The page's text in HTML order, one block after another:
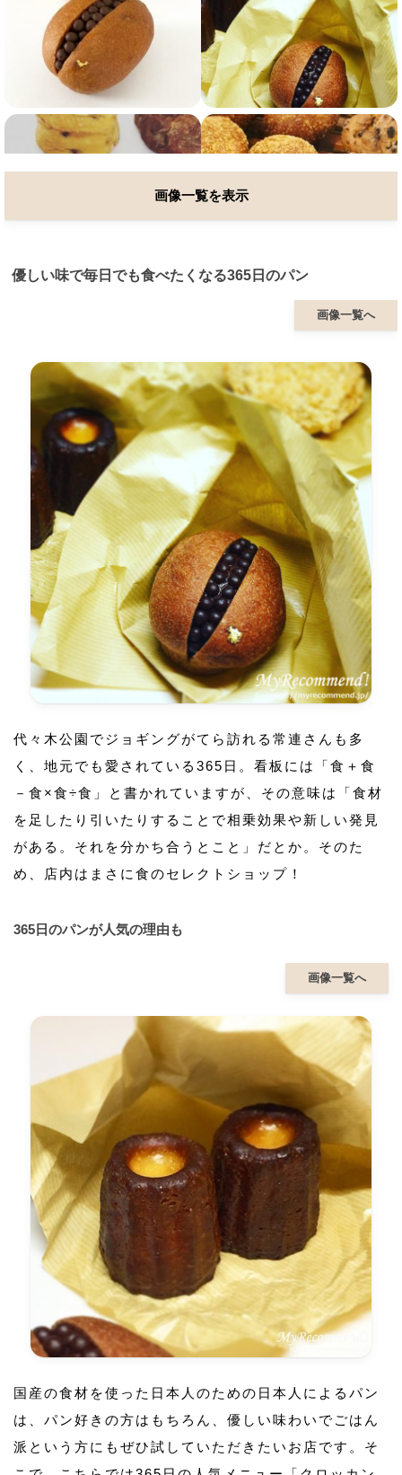
画像一覧を表示
優しい味で毎日でも食べたくなる365日のパン
画像一覧へ
代々木公園でジョギングがてら訪れる常連さんも多
く、地元でも愛されている365日。看板には「食＋食
－食×食÷食」と書かれていますが、その意味は「食材
を足したり引いたりすることで相乗効果や新しい発見
がある。それを分かち合うとこと」だとか。そのた
め、店内はまさに食のセレクトショップ！
365日のパンが人気の理由も
画像一覧へ
国産の食材を使った日本人のための日本人によるパン
は、パン好きの方はもちろん、優しい味わいでごはん
派という方にもぜひ試していただきたいお店です。そ